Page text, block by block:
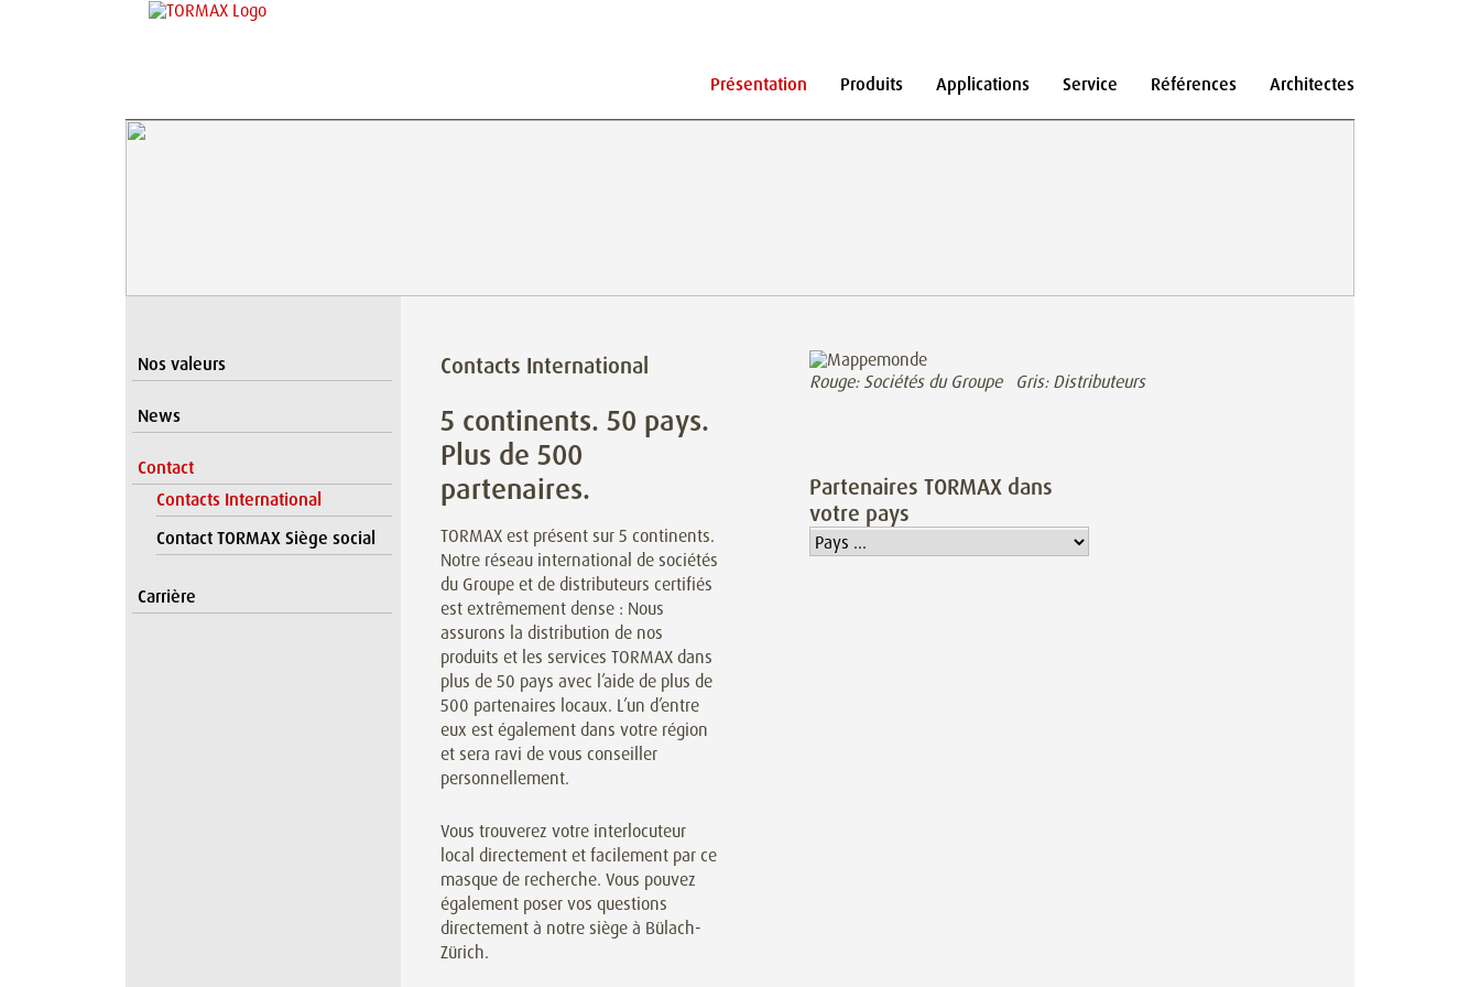
Présentation Produits Applications Service Références Architectes
Nos valeurs
News
Contact
Contacts International
Contact TORMAX Siège social
Carrière
Contacts International
5 continents. 50 pays.
Plus de 500
partenaires.
TORMAX est présent sur 5 continents.
Notre réseau international de sociétés
du Groupe et de distributeurs certifiés
est extrêmement dense : Nous
assurons la distribution de nos
produits et les services TORMAX dans
plus de 50 pays avec l’aide de plus de
500 partenaires locaux. L’un d’entre
eux est également dans votre région
et sera ravi de vous conseiller
personnellement.
Vous trouverez votre interlocuteur
local directement et facilement par ce
masque de recherche. Vous pouvez
également poser vos questions
directement à notre siège à Bülach-
Zürich.
Rouge: Sociétés du Groupe Gris: Distributeurs
Partenaires TORMAX dans
votre pays